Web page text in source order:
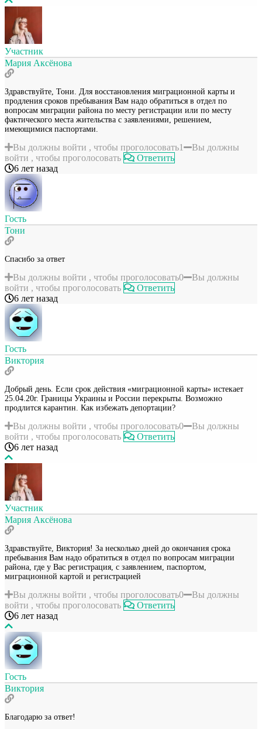
Участник
Мария Аксёнова
Здравствуйте, Тони. Для восстановления миграционной карты и
продления сроков пребывания Вам надо обратиться в отдел по
вопросам миграции района по месту регистрации или по месту
фактического места жительства с заявлениями, решением,
имеющимися паспортами.
Вы должны войти , чтобы проголосовать1
Вы должны
войти , чтобы проголосовать
Ответить
6 лет назад
Гость
Тони
Спасибо за ответ
Вы должны войти , чтобы проголосовать0
Вы должны
войти , чтобы проголосовать
Ответить
6 лет назад
Гость
Виктория
Добрый день. Если срок действия «миграционной карты» истекает
25.04.20г. Границы Украины и России перекрыты. Возможно
продлится карантин. Как избежать депортации?
Вы должны войти , чтобы проголосовать0
Вы должны
войти , чтобы проголосовать
Ответить
6 лет назад
Участник
Мария Аксёнова
Здравствуйте, Виктория! За несколько дней до окончания срока
пребывания Вам надо обратиться в отдел по вопросам миграции
района, где у Вас регистрация, с заявлением, паспортом,
миграционной картой и регистрацией
Вы должны войти , чтобы проголосовать0
Вы должны
войти , чтобы проголосовать
Ответить
6 лет назад
Гость
Виктория
Благодарю за ответ!